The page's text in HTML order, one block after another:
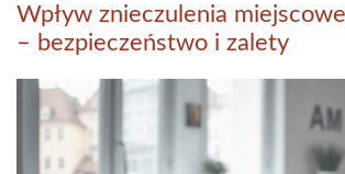
Wpływ znieczulenia
– bezpieczeństwo i zalety